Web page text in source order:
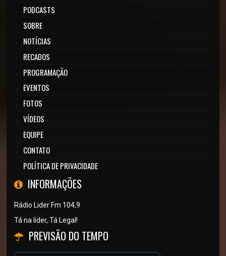
PODCASTS
SOBRE
NOTÍCIAS
RECADOS
PROGRAMAÇÃO
EVENTOS
FOTOS
VÍDEOS
EQUIPE
CONTATO
POLÍTICA DE PRIVACIDADE
INFORMAÇÕES
Rádio Lider Fm 104,9
Tá na lider, Tá Legal!
PREVISÃO DO TEMPO